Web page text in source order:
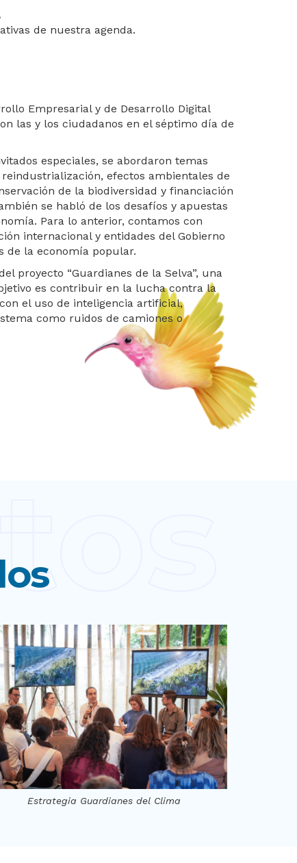
de nuestra agenda.
Empresarial y de Desarrollo Digital
las y los ciudadanos en el séptimo día de
especiales, se abordaron temas
efectos ambientales de
de la biodiversidad y financiación
se habló de los desafíos y apuestas
Para lo anterior, contamos con
internacional y entidades del Gobierno
de la economía popular.
proyecto “Guardianes de la Selva”, una
es contribuir en la lucha contra la
el uso de inteligencia artificial,
como ruidos de camiones o
Estrategia Guardianes del Clima